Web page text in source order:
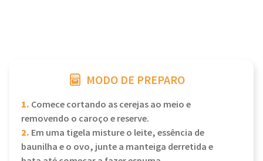
MODO DE PREPARO
1. Comece cortando as cerejas ao meio e
removendo o caroço e reserve.
2. Em uma tigela misture o leite, essência de
baunilha e o ovo, junte a manteiga derretida e